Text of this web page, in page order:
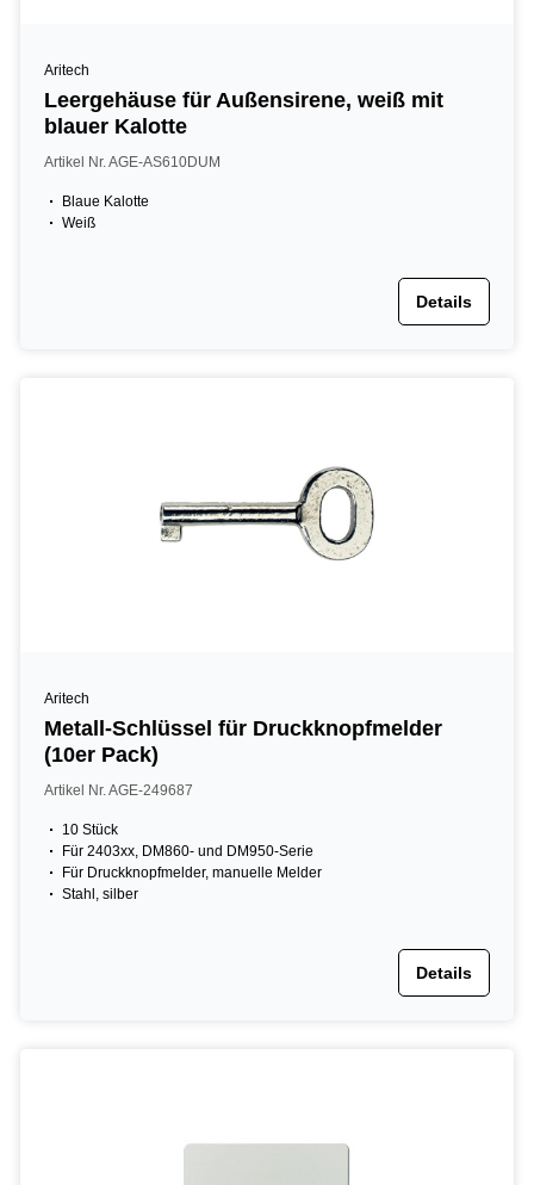
Aritech
Leergehäuse für Außensirene, weiß mit
blauer Kalotte
Artikel Nr. AGE-AS610DUM
Blaue Kalotte
Weiß
Details
Aritech
Metall-Schlüssel für Druckknopfmelder
(10er Pack)
Artikel Nr. AGE-249687
10 Stück
Für 2403xx, DM860- und DM950-Serie
Für Druckknopfmelder, manuelle Melder
Stahl, silber
Details